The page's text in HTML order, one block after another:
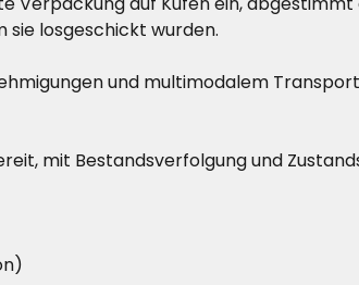
sie losgeschickt wurden.
und multimodalem
mit Bestandsverfolgung und